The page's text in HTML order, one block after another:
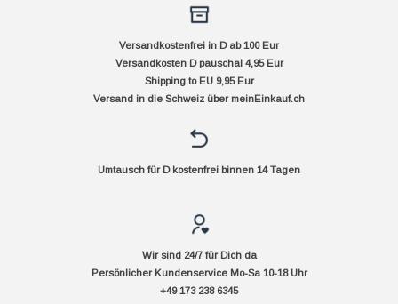
Versandkostenfrei in D ab 100 Eur
Versandkosten D pauschal 4,95 Eur
Shipping to EU 9,95 Eur
Versand in die Schweiz über meinEinkauf.ch
Umtausch für D kostenfrei binnen 14 Tagen
Wir sind 24/7 für Dich da
Persönlicher Kundenservice Mo-Sa 10-18 Uhr
+49 173 238 6345